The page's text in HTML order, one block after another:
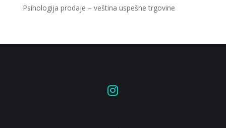
Psihologija prodaje – veština uspešne trgovine
